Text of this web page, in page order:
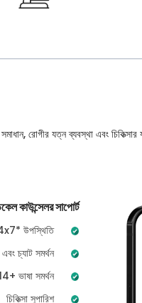
রোগীর যত্ন ব্যবস্থা এবং
কাউন্সেলর সাপোর্ট
উপস্থিতি
চ্যাট সমর্থন
ভাষা সমর্থন
চিকিত্সা সুপারিশ